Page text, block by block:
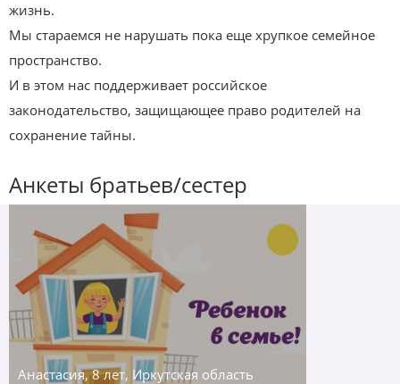
жизнь.
Мы стараемся не нарушать пока еще хрупкое семейное
пространство.
И в этом нас поддерживает российское
законодательство, защищающее право родителей на
сохранение тайны.
Анкеты братьев/сестер
Анастасия, 8 лет, Иркутская область